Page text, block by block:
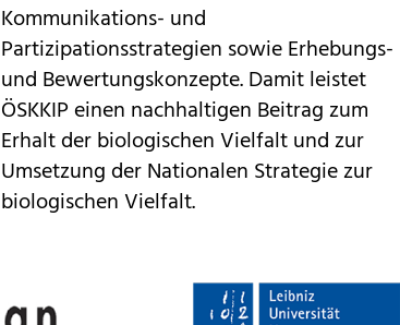
Kommunikations- und
Partizipationsstrategien sowie Erhebungs-
und Bewertungskonzepte. Damit leistet
ÖSKKIP einen nachhaltigen Beitrag zum
Erhalt der biologischen Vielfalt und zur
Umsetzung der Nationalen Strategie zur
biologischen Vielfalt.